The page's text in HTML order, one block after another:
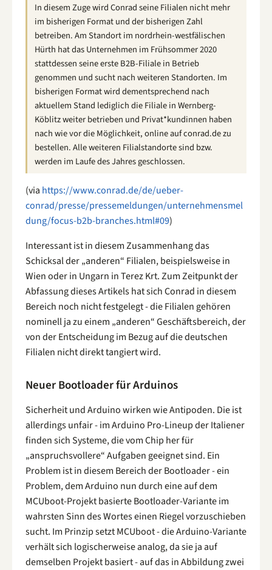
In diesem Zuge wird Conrad seine Filialen nicht mehr
im bisherigen Format und der bisherigen Zahl
betreiben. Am Standort im nordrhein-westfälischen
Hürth hat das Unternehmen im Frühsommer 2020
stattdessen seine erste B2B-Filiale in Betrieb
genommen und sucht nach weiteren Standorten. Im
bisherigen Format wird dementsprechend nach
aktuellem Stand lediglich die Filiale in Wernberg-
Köblitz weiter betrieben und Privat*kundinnen haben
nach wie vor die Möglichkeit, online auf conrad.de zu
bestellen. Alle weiteren Filialstandorte sind bzw.
werden im Laufe des Jahres geschlossen.
(via https://www.conrad.de/de/ueber-
conrad/presse/pressemeldungen/unternehmensmel
dung/focus-b2b-branches.html#09)
Interessant ist in diesem Zusammenhang das
Schicksal der „anderen“ Filialen, beispielsweise in
Wien oder in Ungarn in Terez Krt. Zum Zeitpunkt der
Abfassung dieses Artikels hat sich Conrad in diesem
Bereich noch nicht festgelegt - die Filialen gehören
nominell ja zu einem „anderen“ Geschäftsbereich, der
von der Entscheidung im Bezug auf die deutschen
Filialen nicht direkt tangiert wird.
Neuer Bootloader für Arduinos
Sicherheit und Arduino wirken wie Antipoden. Die ist
allerdings unfair - im Arduino Pro-Lineup der Italiener
finden sich Systeme, die vom Chip her für
„anspruchsvollere“ Aufgaben geeignet sind. Ein
Problem ist in diesem Bereich der Bootloader - ein
Problem, dem Arduino nun durch eine auf dem
MCUboot-Projekt basierte Bootloader-Variante im
wahrsten Sinn des Wortes einen Riegel vorzuschieben
sucht. Im Prinzip setzt MCUboot - die Arduino-Variante
verhält sich logischerweise analog, da sie ja auf
demselben Projekt basiert - auf das in Abbildung zwei